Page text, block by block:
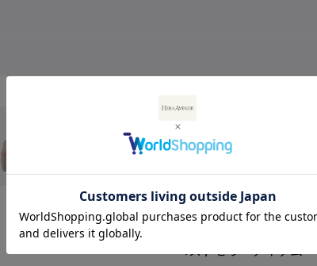
ベストセラーアイテム